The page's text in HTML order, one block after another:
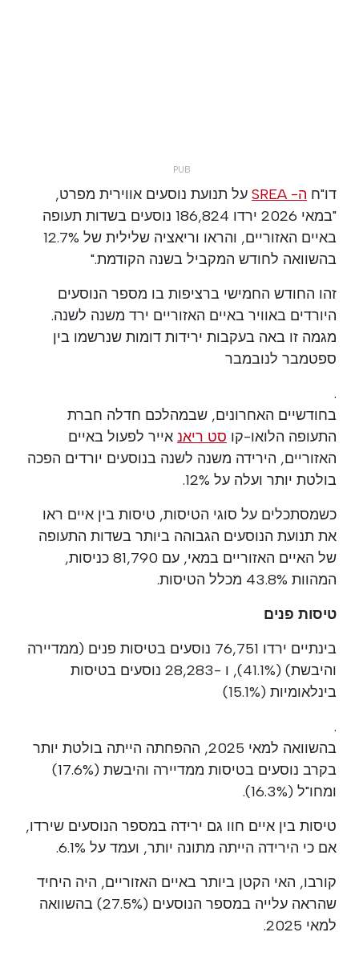
דו"ח ה- SREA
על תנועת נוסעים אווירית מפרט,
"במאי 2026 ירדו 186,824 נוסעים בשדות תעופה
באיים האזוריים, והראו וריאציה שלילית של 12.7%
בהשוואה לחודש המקביל בשנה הקודמת."
זהו החודש החמישי ברציפות בו מספר הנוסעים
היורדים באוויר באיים האזוריים ירד משנה לשנה.
מגמה זו באה בעקבות ירידות דומות שנרשמו בין
ספטמבר לנובמבר
.
בחודשיים האחרונים, שבמהלכם חדלה חברת
התעופה הלואו-קו סט ריאנ אייר לפעול באיים
האזוריים, הירידה משנה לשנה בנוסעים יורדים הפכה
בולטת יותר ועלה על 12%.
כשמסתכלים על סוגי הטיסות, טיסות בין איים ראו
את תנועת הנוסעים הגבוהה ביותר בשדות התעופה
של האיים האזוריים במאי, עם 81,790 כניסות,
המהוות 43.8% מכלל הטיסות.
טיסות פנים
בינתיים ירדו 76,751 נוסעים בטיסות פנים (ממדיירה
והיבשת) (41.1%), ו -28,283 נוסעים בטיסות
בינלאומיות (15.1%)
.
בהשוואה למאי 2025, ההפחתה הייתה בולטת יותר
בקרב נוסעים בטיסות ממדיירה והיבשת (17.6%)
ומחו"ל (16.3%).
טיסות בין איים חוו גם ירידה במספר הנוסעים שירדו,
אם כי הירידה הייתה מתונה יותר, ועמד על 6.1%.
קורבו, האי הקטן ביותר באיים האזוריים, היה היחיד
שהראה עלייה במספר הנוסעים (27.5%) בהשוואה
למאי 2025.